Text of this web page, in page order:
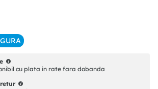
cu plata in rate fara dobanda